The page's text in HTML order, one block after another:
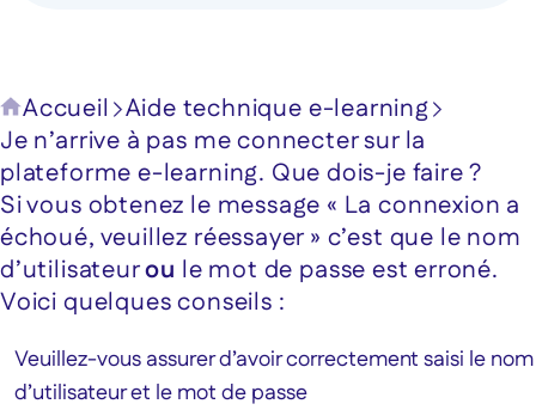
Accueil Aide technique e-learning
Je n’arrive à pas me connecter sur la
plateforme e-learning. Que dois-je faire ?
Si vous obtenez le message « La connexion a
échoué, veuillez réessayer » c’est que le nom
d’utilisateurou le mot de passe est erroné.
Voici quelques conseils :
Veuillez-vous assurer d’avoir correctement saisi le nom
d’utilisateur et le mot de passe